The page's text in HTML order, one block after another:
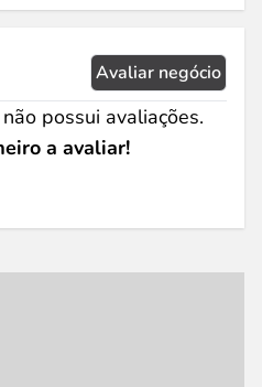
Avaliar negócio
possui avaliações.
a avaliar!